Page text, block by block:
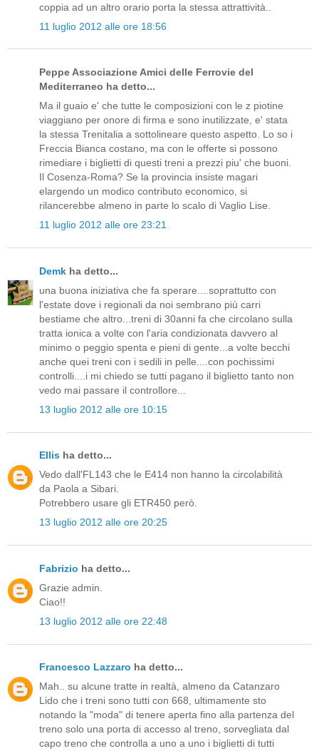
coppia ad un altro orario porta la stessa attrattività..
11 luglio 2012 alle ore 18:56
Peppe Associazione Amici delle Ferrovie del
Mediterraneo ha detto...
Ma il guaio e' che tutte le composizioni con le z piotine
viaggiano per onore di firma e sono inutilizzate, e' stata
la stessa Trenitalia a sottolineare questo aspetto. Lo so i
Freccia Bianca costano, ma con le offerte si possono
rimediare i biglietti di questi treni a prezzi piu' che buoni.
Il Cosenza-Roma? Se la provincia insiste magari
elargendo un modico contributo economico, si
rilancerebbe almeno in parte lo scalo di Vaglio Lise.
11 luglio 2012 alle ore 23:21
Demk ha detto...
una buona iniziativa che fa sperare....soprattutto con
l'estate dove i regionali da noi sembrano più carri
bestiame che altro...treni di 30anni fa che circolano sulla
tratta ionica a volte con l'aria condizionata davvero al
minimo o peggio spenta e pieni di gente...a volte becchi
anche quei treni con i sedili in pelle....con pochissimi
controlli....i mi chiedo se tutti pagano il biglietto tanto non
vedo mai passare il controllore...
13 luglio 2012 alle ore 10:15
Ellis ha detto...
Vedo dall'FL143 che le E414 non hanno la circolabilità
da Paola a Sibari.
Potrebbero usare gli ETR450 però.
13 luglio 2012 alle ore 20:25
Fabrizio ha detto...
Grazie admin.
Ciao!!
13 luglio 2012 alle ore 22:48
Francesco Lazzaro ha detto...
Mah.. su alcune tratte in realtà, almeno da Catanzaro
Lido che i treni sono tutti con 668, ultimamente sto
notando la "moda" di tenere aperta fino alla partenza del
treno solo una porta di accesso al treno, sorvegliata dal
capo treno che controlla a uno a uno i biglietti di tutti